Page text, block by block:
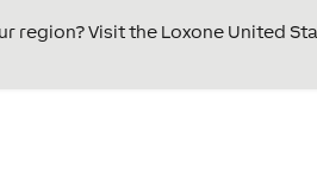
region? Visit the Loxone United